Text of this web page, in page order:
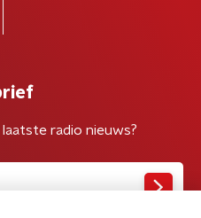
radio nieuws?